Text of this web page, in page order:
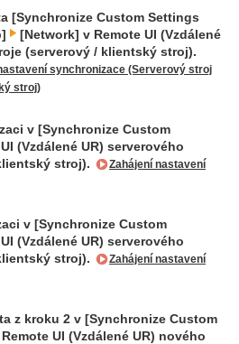
[Synchronize Custom Settings
[Network] v Remote UI (Vzdálené
(serverový / klientský stroj).
synchronizace (Serverový stroj
stroj)
v [Synchronize Custom
(Vzdálené UR) serverového
stroj).
Zahájení nastavení
v [Synchronize Custom
(Vzdálené UR) serverového
stroj).
Zahájení nastavení
z kroku 2 v [Synchronize Custom
UI (Vzdálené UR) nového